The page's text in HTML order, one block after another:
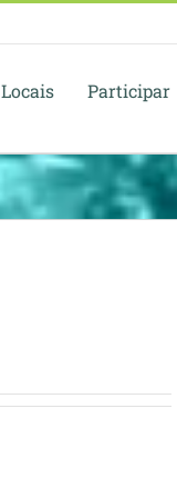
Locais Participar